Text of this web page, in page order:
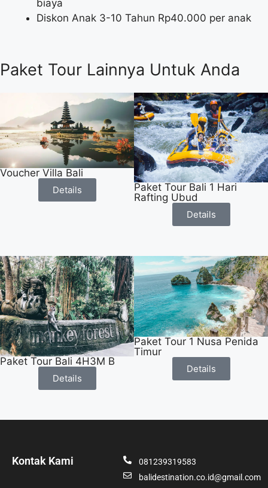
biaya
Diskon Anak 3-10 Tahun Rp40.000 per anak
Paket Tour Lainnya Untuk Anda
Voucher Villa Bali
Details
Paket Tour Bali 1 Hari
Rafting Ubud
Details
Paket Tour Bali 4H3M B
Details
Paket Tour 1 Nusa Penida
Timur
Details
Kontak Kami
081239319583
balidestination.co.id@gmail.com